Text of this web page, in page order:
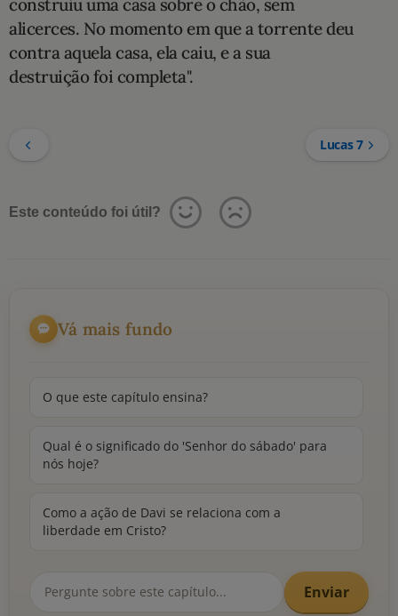
construiu uma casa sobre o chão, sem
alicerces. No momento em que a torrente deu
contra aquela casa, ela caiu, e a sua
destruição foi completa".
Lucas 7
Este conteúdo foi útil?
Vá mais fundo
O que este capítulo ensina?
Qual é o significado do 'Senhor do sábado' para
nós hoje?
Como a ação de Davi se relaciona com a
liberdade em Cristo?
Enviar